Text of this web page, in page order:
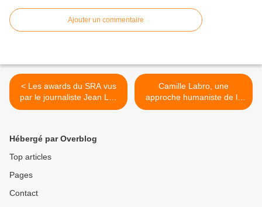
Ajouter un commentaire
< Les awards du SRA vus
par le journaliste Jean Luc
Fessard
Camille Labro, une
approche humaniste de la
cuisine >
Hébergé par Overblog
Top articles
Pages
Contact